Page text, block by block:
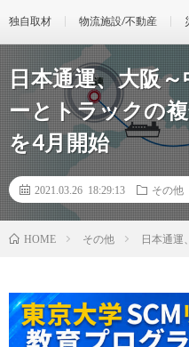
独自取材 物流施設/不動産
日本通運、大阪
ーとトラックの
を4月開始
2021.03.26 18:29:13 その他
HOME その他 日本通運